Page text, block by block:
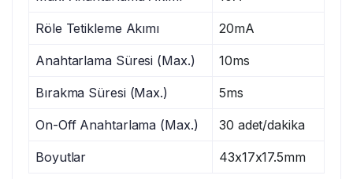
Röle Tetikleme Akımı 20mA
Anahtarlama Süresi (Max.) 10ms
Bırakma Süresi (Max.) 5ms
On-Off Anahtarlama (Max.) 30 adet/dakika
Boyutlar 43x17x17.5mm